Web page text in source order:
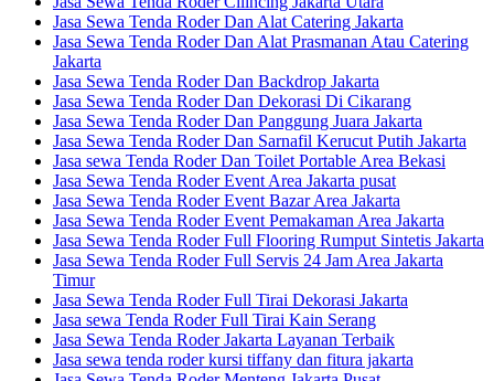
Jasa Sewa Tenda Roder Dan Alat Catering Jakarta
Jasa Sewa Tenda Roder Dan Alat Prasmanan Atau Catering
Jakarta
Jasa Sewa Tenda Roder Dan Backdrop Jakarta
Jasa Sewa Tenda Roder Dan Dekorasi Di Cikarang
Jasa Sewa Tenda Roder Dan Panggung Juara Jakarta
Jasa Sewa Tenda Roder Dan Sarnafil Kerucut Putih Jakarta
Jasa sewa Tenda Roder Dan Toilet Portable Area Bekasi
Jasa Sewa Tenda Roder Event Area Jakarta pusat
Jasa Sewa Tenda Roder Event Bazar Area Jakarta
Jasa Sewa Tenda Roder Event Pemakaman Area Jakarta
Jasa Sewa Tenda Roder Full Flooring Rumput Sintetis Jakarta
Jasa Sewa Tenda Roder Full Servis 24 Jam Area Jakarta
Timur
Jasa Sewa Tenda Roder Full Tirai Dekorasi Jakarta
Jasa sewa Tenda Roder Full Tirai Kain Serang
Jasa Sewa Tenda Roder Jakarta Layanan Terbaik
Jasa sewa tenda roder kursi tiffany dan fitura jakarta